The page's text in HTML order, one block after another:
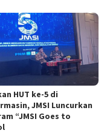
HUT ke-5 di
JMSI Luncurkan
“JMSI Goes to